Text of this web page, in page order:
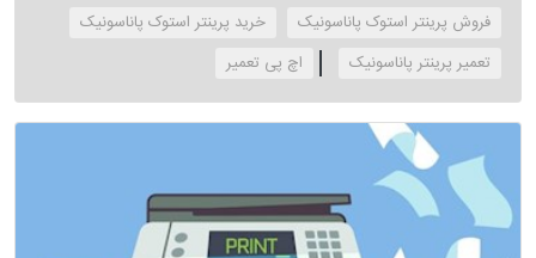
فروش پرینتر استوک پاناسونیک
خرید پرینتر استوک پاناسونیک
تعمیر پرینتر پاناسونیک
‌اچ پی تعمیر